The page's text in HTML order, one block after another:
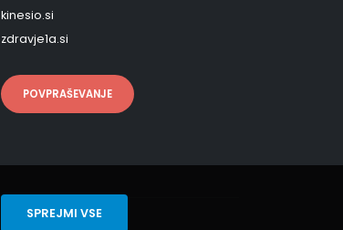
SPREJMI VSE
kinesio.si
zdravje1a.si
POVPRAŠEVANJE